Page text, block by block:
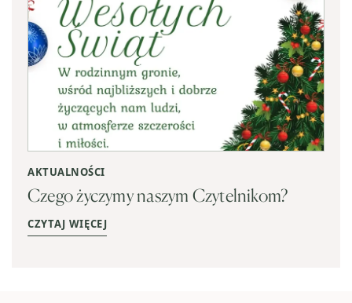
AKTUALNOŚCI
Czego życzymy naszym Czytelnikom?
CZYTAJ WIĘCEJ